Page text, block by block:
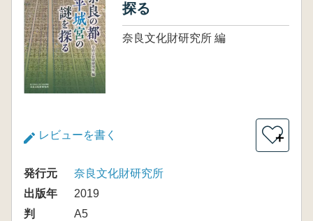
探る
奈良文化財研究所 編
レビューを書く ＋
発行元
奈良文化財研究所
出版年
2019
判
A5